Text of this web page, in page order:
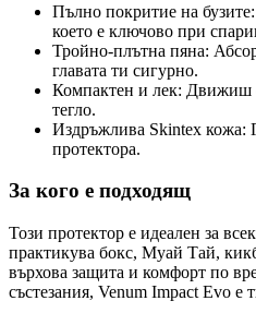
Пълно покритие на
което е ключово при
Тройно-плътна пяна:
главата ти сигурно.
Компактен и лек: Движиш
тегло.
Издръжлива Skintex кожа:
протектора.
За кого е подходящ
Този протектор е идеален за
практикува бокс, Муай Тай,
върхова защита и комфорт по
състезания, Venum Impact Evo е